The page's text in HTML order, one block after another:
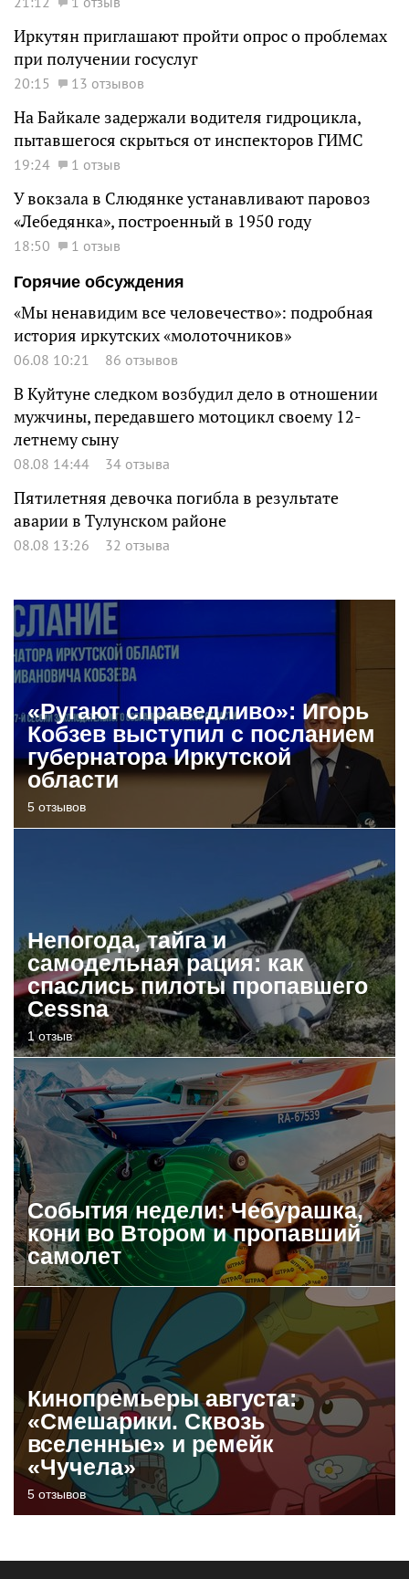
Иркутян приглашают пройти опрос о проблемах
при получении госуслуг
20:15 13 отзывов
На Байкале задержали водителя гидроцикла,
пытавшегося скрыться от инспекторов ГИМС
19:24 1 отзыв
У вокзала в Слюдянке устанавливают паровоз
«Лебедянка», построенный в 1950 году
18:50
1 отзыв
Горячие обсуждения
«Мы ненавидим все человечество»: подробная
история иркутских «молоточников»
06.08 10:21 86 отзывов
В Куйтуне следком возбудил дело в отношении
мужчины, передавшего мотоцикл своему 12-
летнему сыну
08.08 14:44 34 отзыва
Пятилетняя девочка погибла в результате
аварии в Тулунском районе
08.08 13:26 32 отзыва
«Ругают справедливо»: Игорь
Кобзев выступил с посланием
губернатора Иркутской
области
5 отзывов
Непогода, тайга и
самодельная рация: как
спаслись пилоты пропавшего
Cessna
1 отзыв
События недели: Чебурашка,
кони во Втором и пропавший
самолет
Кинопремьеры августа:
«Смешарики. Сквозь
вселенные» и ремейк
«Чучела»
5 отзывов